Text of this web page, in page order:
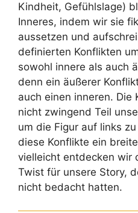
Kindheit, Gefühlslage)
Inneres, indem wir sie
aussetzen und
definierten Konflikten
sowohl innere als auch
denn ein äußerer
auch einen inneren. Die
nicht zwingend Teil
um die Figur auf links
diese Konflikte ein
vielleicht entdecken wir
Twist für unsere Story,
nicht bedacht hatten.